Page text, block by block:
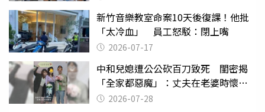
新竹音樂教室命案10天後復課！他批
「太冷血」 員工怒駁：閉上嘴
2026-07-17
中和兒媳遭公公砍百刀致死 閨密揭
「全家都惡魔」：丈夫在老婆時懷孕
摔東西
2026-07-28